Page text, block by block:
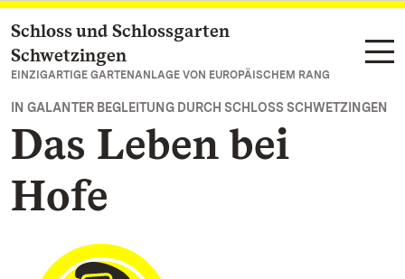
Zum Hauptinhalt springen
Schloss und Schlossgarten
Schwetzingen
EINZIGARTIGE GARTENANLAGE VON EUROPÄISCHEM RANG
IN GALANTER BEGLEITUNG DURCH SCHLOSS SCHWETZINGEN
Das Leben bei
Hofe